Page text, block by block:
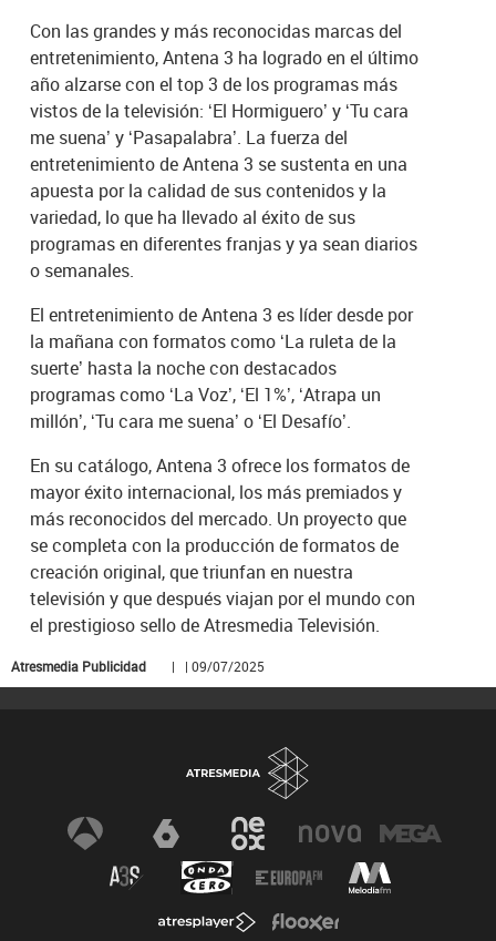
Con las grandes y más reconocidas marcas del
entretenimiento, Antena 3 ha logrado en el último
año alzarse con el top 3 de los programas más
vistos de la televisión: ‘El Hormiguero’ y ‘Tu cara
me suena’ y ‘Pasapalabra’. La fuerza del
entretenimiento de Antena 3 se sustenta en una
apuesta por la calidad de sus contenidos y la
variedad, lo que ha llevado al éxito de sus
programas en diferentes franjas y ya sean diarios
o semanales.
El entretenimiento de Antena 3 es líder desde por
la mañana con formatos como ‘La ruleta de la
suerte’ hasta la noche con destacados
programas como ‘La Voz’, ‘El 1%’, ‘Atrapa un
millón’, ‘Tu cara me suena’ o ‘El Desafío’.
En su catálogo, Antena 3 ofrece los formatos de
mayor éxito internacional, los más premiados y
más reconocidos del mercado. Un proyecto que
se completa con la producción de formatos de
creación original, que triunfan en nuestra
televisión y que después viajan por el mundo con
el prestigioso sello de Atresmedia Televisión.
Atresmedia Publicidad | | 09/07/2025